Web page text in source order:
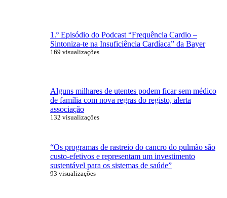
1.º Episódio do Podcast “Frequência Cardio –
Sintoniza-te na Insuficiência Cardíaca” da Bayer
169 visualizações
Alguns milhares de utentes podem ficar sem médico
de família com nova regras do registo, alerta
associação
132 visualizações
“Os programas de rastreio do cancro do pulmão são
custo-efetivos e representam um investimento
sustentável para os sistemas de saúde”
93 visualizações